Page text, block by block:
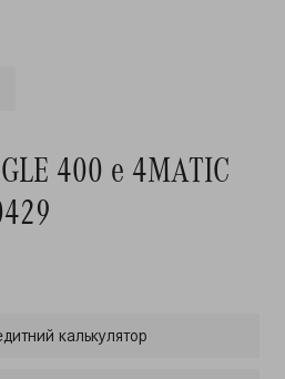
400 e 4MATIC
калькулятор